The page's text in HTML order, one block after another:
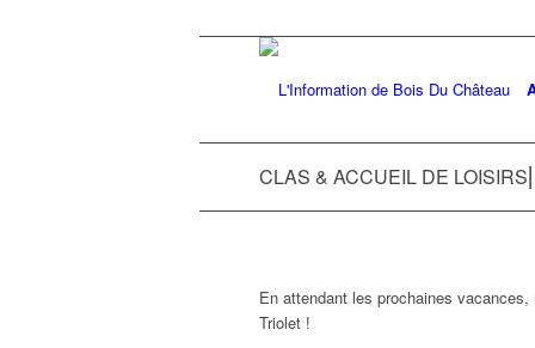
CLAS & ACCUEIL DE
En attendant les prochaines
Triolet !